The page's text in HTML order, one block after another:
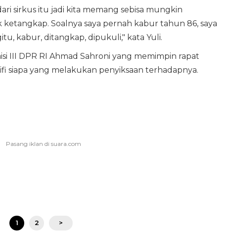
sirkus itu jadi kita memang sebisa mungkin
Soalnya saya pernah kabur tahun 86, saya
kabur, ditangkap, dipukuli," kata Yuli.
III DPR RI Ahmad Sahroni yang memimpin rapat
siapa yang melakukan penyiksaan terhadapnya.
1 2 >